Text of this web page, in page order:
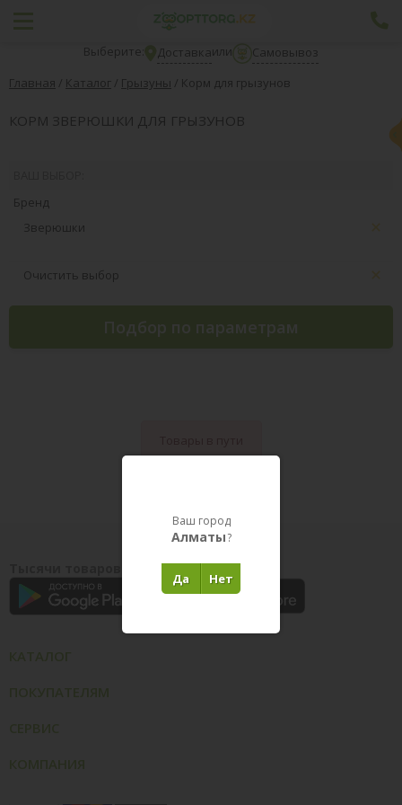
Выберите: Доставкаили
Самовывоз
Главная / Каталог / Грызуны / Корм для грызунов
КОРМ ЗВЕРЮШКИ ДЛЯ ГРЫЗУНОВ
Бренд
Зверюшки
Очистить выбор
Подбор по параметрам
Тысячи товаров у вас на ладони
Ваш город
Алматы?
Нет
Да